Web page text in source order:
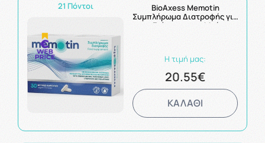
21 Πόντοι
BioAxess Memotin
Συμπλήρωμα Διατροφής για
την Ενίσχυση της Μνήμης
Η τιμή μας:
20.55€
ΚΑΛΑΘΙ